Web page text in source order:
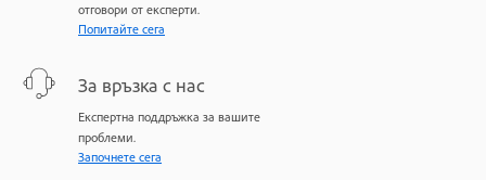
отговори от експерти.
Попитайте сега
За връзка с нас
Експертна поддръжка за вашите
проблеми.
Започнете сега